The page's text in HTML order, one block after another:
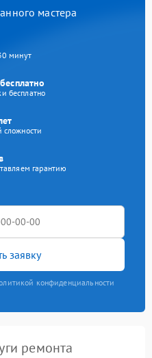
мастера
минут
бесплатно
сложности
гарантию
заявку
конфиденциальности
ремонта